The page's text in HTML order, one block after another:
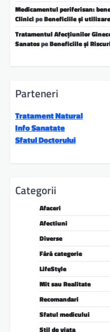
Medicamentul periferisan:
ClinicipeBeneficiile și
Tratamentul Afecțiunilor
SanatospeBeneficiile și
Parteneri
Tratament Natural
Info Sanatate
Sfatul Doctorului
Categorii
Afaceri
Afectiuni
Diverse
Fără categorie
LifeStyle
Mit sau Realitate
Recomandari
Sfatul medicului
Stil de viata